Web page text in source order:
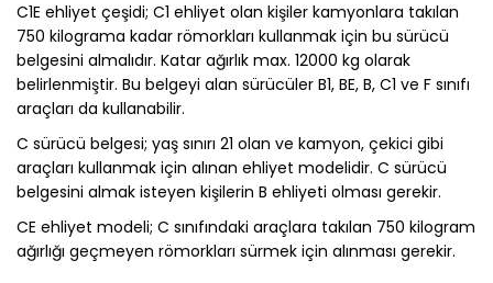
C1E ehliyet çeşidi; C1 ehliyet olan kişiler kamyonlara takılan
750 kilograma kadar römorkları kullanmak için bu sürücü
belgesini almalıdır. Katar ağırlık max. 12000 kg olarak
belirlenmiştir. Bu belgeyi alan sürücüler B1, BE, B, C1 ve F sınıfı
araçları da kullanabilir.
C sürücü belgesi; yaş sınırı 21 olan ve kamyon, çekici gibi
araçları kullanmak için alınan ehliyet modelidir. C sürücü
belgesini almak isteyen kişilerin B ehliyeti olması gerekir.
CE ehliyet modeli; C sınıfındaki araçlara takılan 750 kilogram
ağırlığı geçmeyen römorkları sürmek için alınması gerekir.